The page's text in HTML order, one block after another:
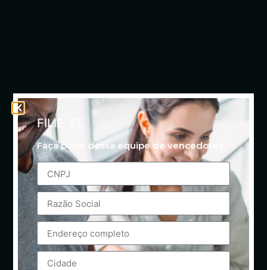
FILIE-SE
Faça parte dessa equipe de vencedores